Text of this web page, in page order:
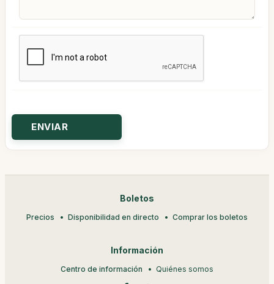
Boletos
Precios Disponibilidad en directo Comprar los boletos
Información
Centro de información Quiénes somos